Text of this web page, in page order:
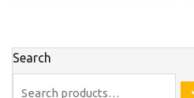
Search